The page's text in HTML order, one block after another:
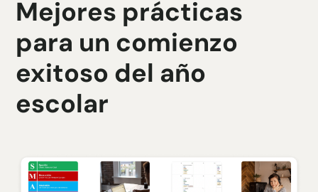
Mejores prácticas
para un comienzo
exitoso del año
escolar